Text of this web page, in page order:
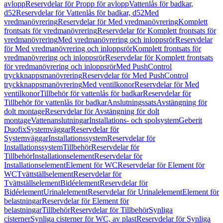
avloppReservdelar för Propp för avloppVattenlås för badkar,
d52Reservdelar för Vattenlås för badkar, d52Med
vredmanövreringReservdelar för Med vredmanövreringKomplett
frontsats för vredmanövreringReservdelar för Komplett frontsats för
vredmanövreringMed vredmanövrering och inloppsrörReservdelar
för Med vredmanövrering och inloppsrörKomplett frontsats för
vredmanövrering och inloppsrörReservdelar för Komplett frontsats
för vredmanövrering och inloppsrörMed PushControl
tryckknappsmanövreringReservdelar för Med PushControl
tryckknappsmanövreringMed ventilkonorReservdelar för Med
ventilkonorTillbehör för vattenlås för badkarReservdelar för
Tillbehör för vattenlås för badkarAnslutningssatsAvstängning för
dolt montageReservdelar för Avstängning för dolt
montageVattenanslutningarInstallations- och spolsystemGeberit
DuofixSystemväggarReservdelar för
SystemväggarInstallationssystemReservdelar för
InstallationssystemTillbehörReservdelar för
TillbehörInstallationselementReservdelar för
InstallationselementElement för WCReservdelar för Element för
WCTvättställselementReservdelar för
TvättställselementBidéelementReservdelar för
BidéelementUrinalelementReservdelar för UrinalelementElement för
belastningarReservdelar för Element för
belastningarTillbehörReservdelar för TillbehörSynliga
cisternerSynliga cisterner för WC, av plastReservdelar för Synliga